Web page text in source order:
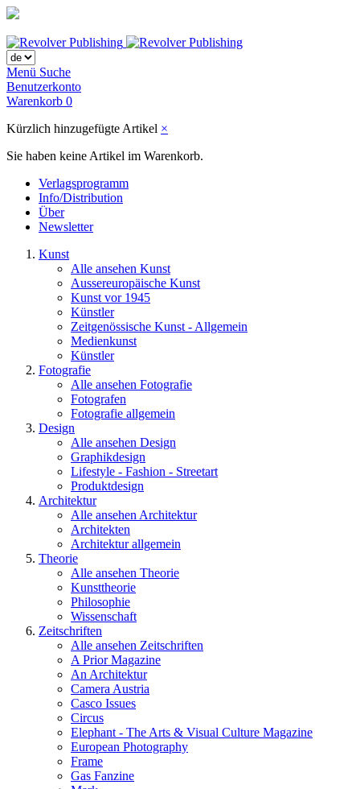
Menü Suche
Benutzerkonto
Warenkorb 0
Kürzlich hinzugefügte Artikel ×
Sie haben keine Artikel im Warenkorb.
Verlagsprogramm
Info/Distribution
Über
Newsletter
Kunst
Alle ansehen Kunst
Aussereuropäische Kunst
Kunst vor 1945
Künstler
Zeitgenössische Kunst - Allgemein
Medienkunst
Künstler
Fotografie
Alle ansehen Fotografie
Fotografen
Fotografie allgemein
Design
Alle ansehen Design
Graphikdesign
Lifestyle - Fashion - Streetart
Produktdesign
Architektur
Alle ansehen Architektur
Architekten
Architektur allgemein
Theorie
Alle ansehen Theorie
Kunsttheorie
Philosophie
Wissenschaft
Zeitschriften
Alle ansehen Zeitschriften
A Prior Magazine
An Architektur
Camera Austria
Casco Issues
Circus
Elephant - The Arts & Visual Culture Magazine
European Photography
Frame
Gas Fanzine